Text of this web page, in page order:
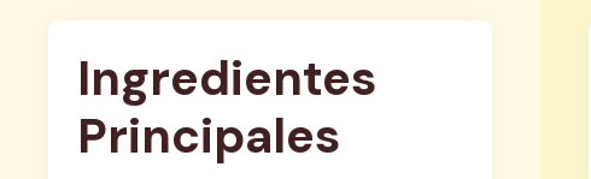
Ingredientes
Principales